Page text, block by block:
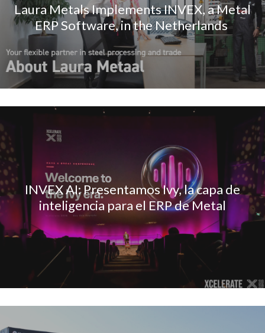
Laura Metals Implements INVEX, a Metal
ERP Software, in the Netherlands
INVEX AI: Presentamos Ivy, la capa de
inteligencia para el ERP de Metal